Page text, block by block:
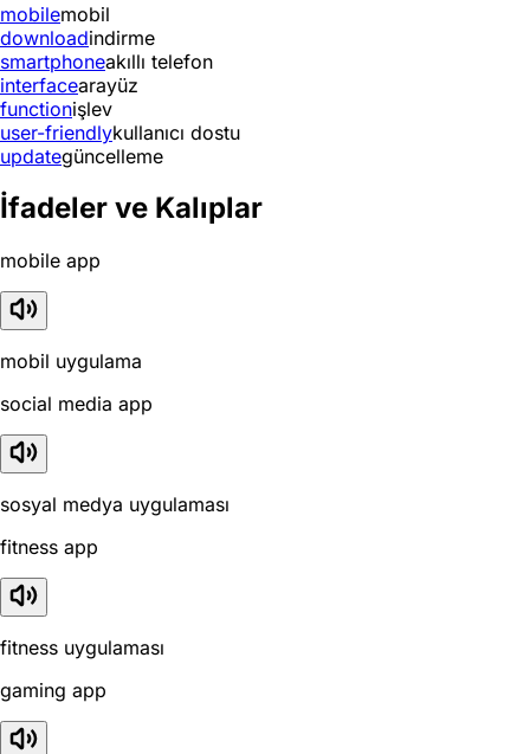
mobilemobil
downloadindirme
smartphoneakıllı telefon
interfacearayüz
functionişlev
user-friendlykullanıcı dostu
updategüncelleme
İfadeler ve Kalıplar
mobile app
mobil uygulama
social media app
sosyal medya uygulaması
fitness app
fitness uygulaması
gaming app